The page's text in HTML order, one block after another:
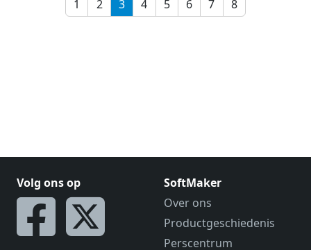
1 2 3 4 5 6 7 8
Volg ons op
SoftMaker
Over ons
Productgeschiedenis
Perscentrum